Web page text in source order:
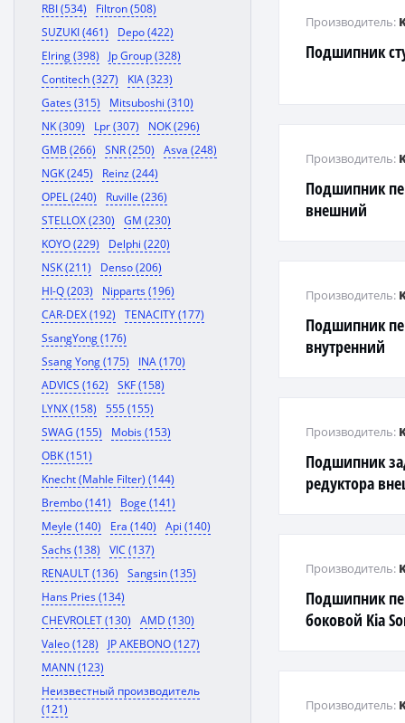
RBI (534)
Filtron (508)
SUZUKI (461)
Depo (422)
Elring (398)
Jp Group (328)
Contitech (327)
KIA (323)
Gates (315)
Mitsuboshi (310)
NK (309)
Lpr (307)
NOK (296)
GMB (266)
SNR (250)
Asva (248)
NGK (245)
Reinz (244)
OPEL (240)
Ruville (236)
STELLOX (230)
GM (230)
KOYO (229)
Delphi (220)
NSK (211)
Denso (206)
HI-Q (203)
Nipparts (196)
CAR-DEX (192)
TENACITY (177)
SsangYong (176)
Ssang Yong (175)
INA (170)
ADVICS (162)
SKF (158)
LYNX (158)
555 (155)
SWAG (155)
Mobis (153)
OBK (151)
Knecht (Mahle Filter) (144)
Brembo (141)
Boge (141)
Meyle (140)
Era (140)
Api (140)
Sachs (138)
VIC (137)
RENAULT (136)
Sangsin (135)
Hans Pries (134)
CHEVROLET (130)
AMD (130)
Valeo (128)
JP AKEBONO (127)
MANN (123)
Неизвестный производитель
(121)
Подшипник
Производитель:
Подшипник
внешний
Производитель:
Подшипник
внутренний
Производитель:
Подшипник
редуктора
Производитель:
Подшипник
боковой Kia
Производитель:
Производитель: